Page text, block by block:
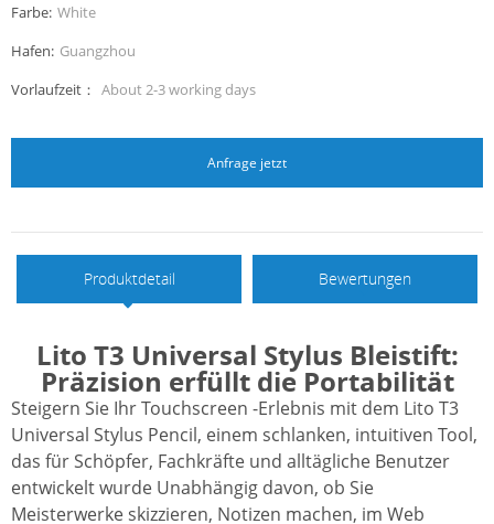
Farbe: White
Hafen: Guangzhou
Vorlaufzeit： About 2-3 working days
Anfrage jetzt
Produktdetail Bewertungen
Lito T3 Universal Stylus Bleistift:
Präzision erfüllt die Portabilität
Steigern Sie Ihr Touchscreen -Erlebnis mit dem Lito T3
Universal Stylus Pencil, einem schlanken, intuitiven Tool,
das für Schöpfer, Fachkräfte und alltägliche Benutzer
entwickelt wurde Unabhängig davon, ob Sie
Meisterwerke skizzieren, Notizen machen, im Web